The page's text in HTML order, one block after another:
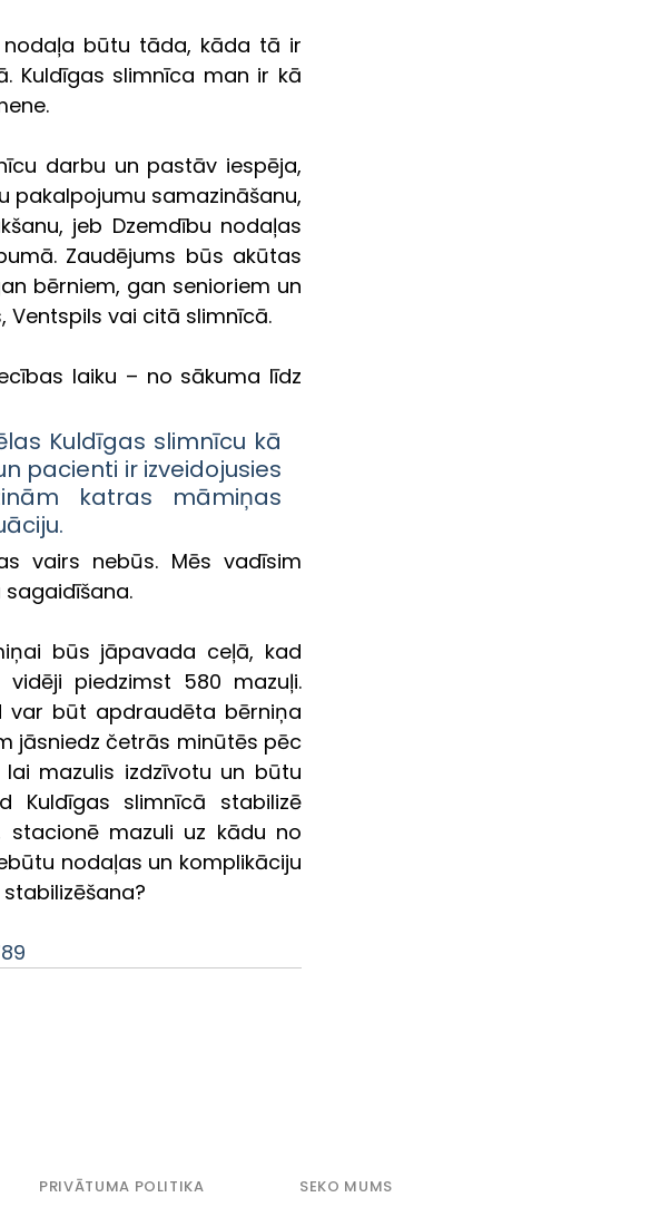
nodaļa būtu tāda, kāda tā ir
Kuldīgas slimnīca man ir kā
darbu un pastāv iespēja,
pakalpojumu samazināšanu,
jeb Dzemdību nodaļas
Zaudējums būs akūtas
bērniem, gan senioriem un
Ventspils vai citā slimnīcā.
laiku – no sākuma līdz
Kuldīgas slimnīcu kā
pacienti ir izveidojusies
katras māmiņas
vairs nebūs. Mēs vadīsim
būs jāpavada ceļā, kad
piedzimst 580 mazuļi.
var būt apdraudēta bērniņa
jāsniedz četrās minūtēs pēc
lai mazulis izdzīvotu un būtu
Kuldīgas slimnīcā stabilizē
stacionē mazuli uz kādu no
nodaļas un komplikāciju
PRIVĀTUMA POLITIKA
SEKO MUMS